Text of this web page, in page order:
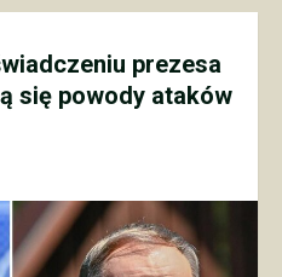
prezesa
się powody ataków